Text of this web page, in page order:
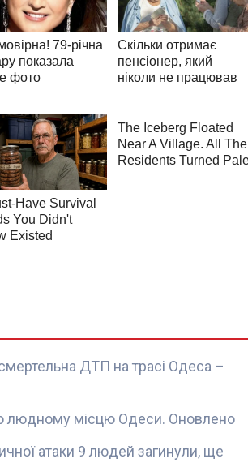
ДТП на трасі Одеса –
людному місцю Одеси. Оновлено
атаки 9 людей загинули, ще